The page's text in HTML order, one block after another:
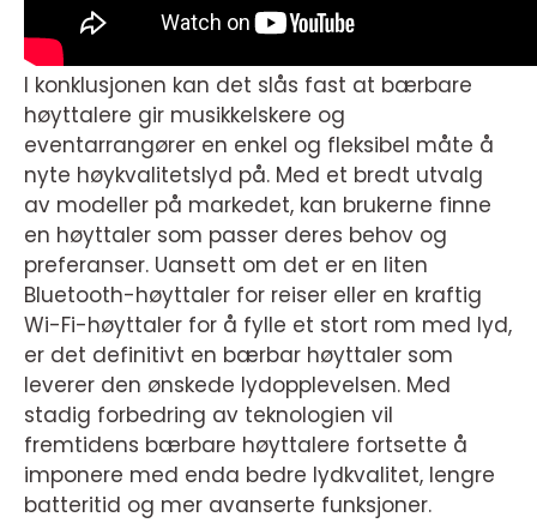
I konklusjonen kan det slås fast at bærbare
høyttalere gir musikkelskere og
eventarrangører en enkel og fleksibel måte å
nyte høykvalitetslyd på. Med et bredt utvalg
av modeller på markedet, kan brukerne finne
en høyttaler som passer deres behov og
preferanser. Uansett om det er en liten
Bluetooth-høyttaler for reiser eller en kraftig
Wi-Fi-høyttaler for å fylle et stort rom med lyd,
er det definitivt en bærbar høyttaler som
leverer den ønskede lydopplevelsen. Med
stadig forbedring av teknologien vil
fremtidens bærbare høyttalere fortsette å
imponere med enda bedre lydkvalitet, lengre
batteritid og mer avanserte funksjoner.